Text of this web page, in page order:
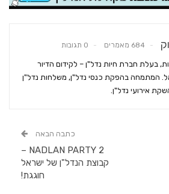
684 מאמרים 0 תגובות
בעלת חברת חיות נדל"ן – לקידום הדיור
המתמחה בהפקת כנסי נדל"ן, משלחות נדל"ן
אירועי נדל"ן.
כתבה הבאה
NADLAN PARTY 2 –
קבוצת הנדל"ן של ישראל
חוגגת!